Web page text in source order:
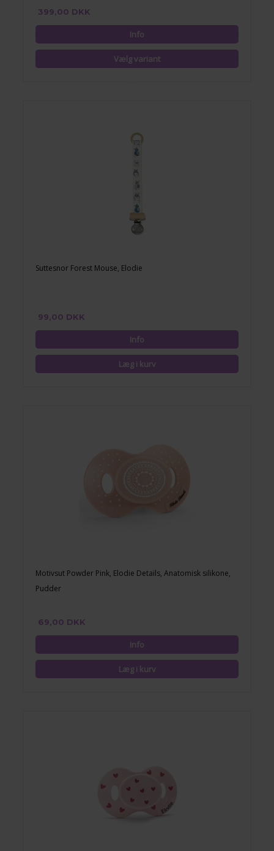
399,00 DKK
Suttesnor Forest Mouse, Elodie
99,00 DKK
Motivsut Powder Pink, Elodie Details, Anatomisk silikone,
Pudder
69,00 DKK